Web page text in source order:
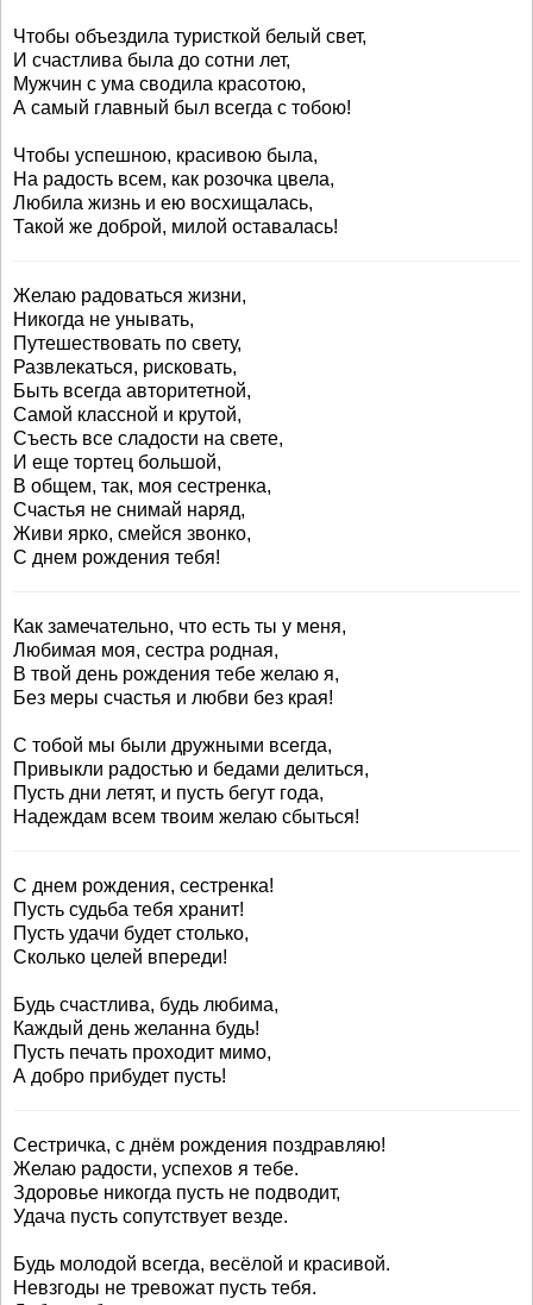
Чтобы объездила туристкой белый свет,
И счастлива была до сотни лет,
Мужчин с ума сводила красотою,
А самый главный был всегда с тобою!
Чтобы успешною, красивою была,
На радость всем, как розочка цвела,
Любила жизнь и ею восхищалась,
Такой же доброй, милой оставалась!
Желаю радоваться жизни,
Никогда не унывать,
Путешествовать по свету,
Развлекаться, рисковать,
Быть всегда авторитетной,
Самой классной и крутой,
Съесть все сладости на свете,
И еще тортец большой,
В общем, так, моя сестренка,
Счастья не снимай наряд,
Живи ярко, смейся звонко,
С днем рождения тебя!
Как замечательно, что есть ты у меня,
Любимая моя, сестра родная,
В твой день рождения тебе желаю я,
Без меры счастья и любви без края!
С тобой мы были дружными всегда,
Привыкли радостью и бедами делиться,
Пусть дни летят, и пусть бегут года,
Надеждам всем твоим желаю сбыться!
С днем рождения, сестренка!
Пусть судьба тебя хранит!
Пусть удачи будет столько,
Сколько целей впереди!
Будь счастлива, будь любима,
Каждый день желанна будь!
Пусть печать проходит мимо,
А добро прибудет пусть!
Сестричка, с днём рождения поздравляю!
Желаю радости, успехов я тебе.
Здоровье никогда пусть не подводит,
Удача пусть сопутствует везде.
Будь молодой всегда, весёлой и красивой.
Невзгоды не тревожат пусть тебя.